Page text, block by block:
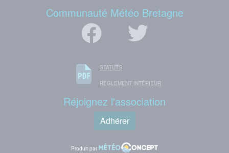
Communauté Météo Bretagne
STATUTS
RÈGLEMENT INTÉRIEUR
Réjoignez l'association
Adhérer
Produit par